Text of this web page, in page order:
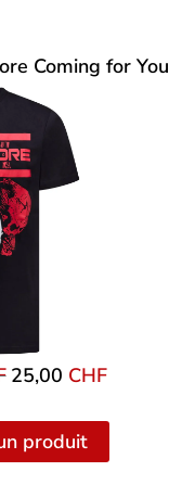
Coming for You
Le
était
25,00 CHFLe
actuel
est
produit